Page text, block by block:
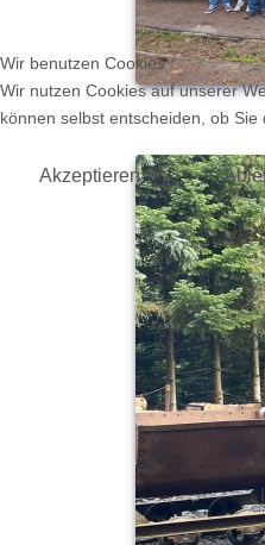
Wir benutzen Cookies
Wir nutzen Cookies auf unserer
können selbst entscheiden, ob
Akzeptieren